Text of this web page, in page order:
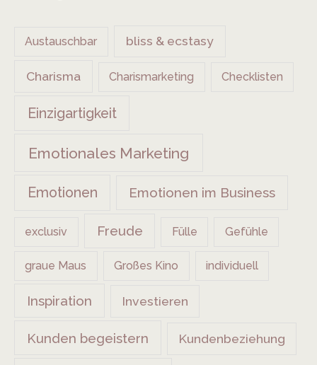
Austauschbar bliss & ecstasy
Charisma Charismarketing Checklisten
Einzigartigkeit
Emotionales Marketing
Emotionen Emotionen im Business
exclusiv Freude Fülle Gefühle
graue Maus Großes Kino individuell
Inspiration Investieren
Kunden begeistern Kundenbeziehung